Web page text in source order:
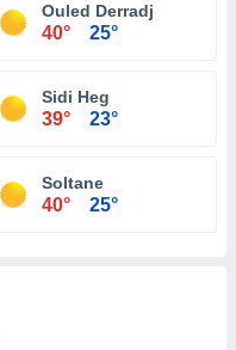
Ouled Derradj
40° 25°
Sidi Heg
39° 23°
Soltane
40° 25°